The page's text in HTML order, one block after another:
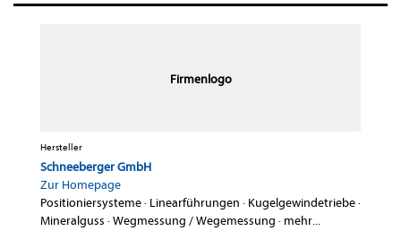
Firmenlogo
Hersteller
Schneeberger GmbH
Zur Homepage
Positioniersysteme· Linearführungen · Kugelgewindetriebe·
Mineralguss ·Wegmessung / Wegemessung · mehr...